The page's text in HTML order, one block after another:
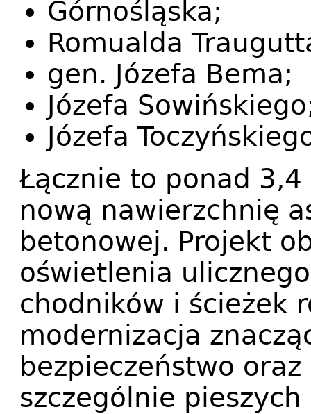
Górnośląska;
Romualda
gen. Józefa Bema;
Józefa
Józefa
Łącznie to ponad
nową nawierzchnię
betonowej. Projekt
oświetlenia
chodników i ścieżek
modernizacja
bezpieczeństwo
szczególnie